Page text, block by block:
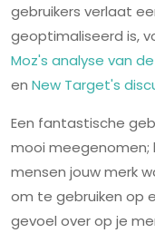
gebruikers verlaat
geoptimaliseerd is,
Moz's analyse van
en New Target's
Een fantastische
mooi
mensen jouw merk
om te gebruiken op
gevoel over op je